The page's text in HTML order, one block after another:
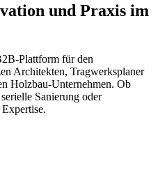
und Praxis im
Plattform für den
Architekten, Tragwerksplaner
Holzbau-Unternehmen. Ob
Sanierung oder